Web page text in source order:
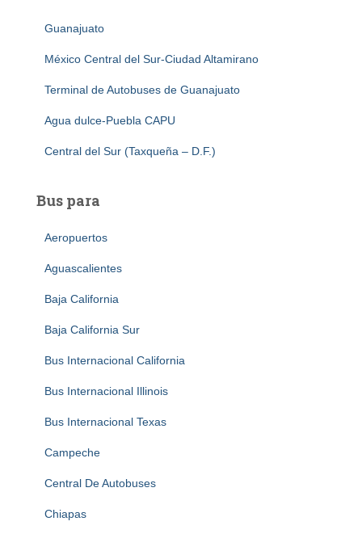
Guanajuato
México Central del Sur-Ciudad Altamirano
Terminal de Autobuses de Guanajuato
Agua dulce-Puebla CAPU
Central del Sur (Taxqueña – D.F.)
Bus para
Aeropuertos
Aguascalientes
Baja California
Baja California Sur
Bus Internacional California
Bus Internacional Illinois
Bus Internacional Texas
Campeche
Central De Autobuses
Chiapas